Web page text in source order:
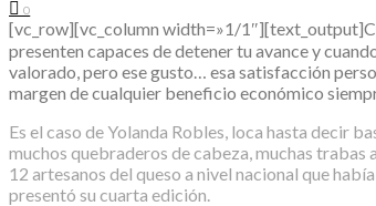
0
[vc_row][vc_column width=»1/
presenten capaces de detener tu avance y
valorado, pero ese gusto… esa satisfacción
margen de cualquier beneficio económico
Es el caso de Yolanda Robles, loca hasta decir
muchos quebraderos de cabeza, muchas
12 artesanos del queso a nivel nacional que
presentó su cuarta edición.